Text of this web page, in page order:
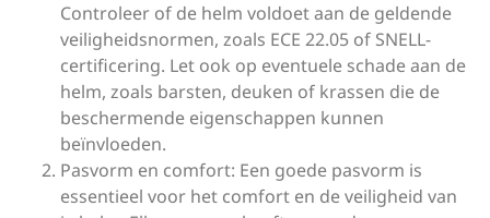
Controleer of de helm voldoet aan de geldende
veiligheidsnormen, zoals ECE 22.05 of SNELL-
certificering. Let ook op eventuele schade aan de
helm, zoals barsten, deuken of krassen die de
beschermende eigenschappen kunnen
beïnvloeden.
Pasvorm en comfort: Een goede pasvorm is
essentieel voor het comfort en de veiligheid van